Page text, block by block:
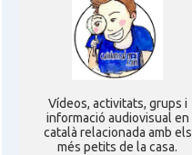
Ví­deos, activitats, grups i
informació audiovisual en
català relacionada amb els
més petits de la casa.